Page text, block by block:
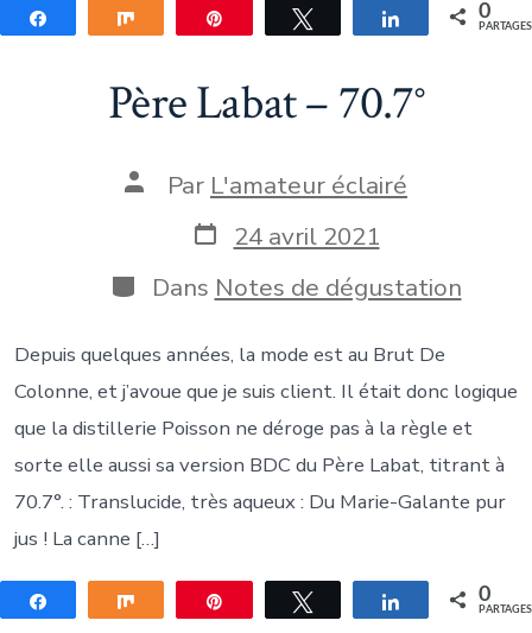
Partagez Partagez Tweetez Partagez 0
PARTAGES
Père Labat – 70.7°
Auteur
publication
Par L'amateur éclairé
Date
de
publication
24 avril 2021
Catégories
Dans Notes de dégustation
Depuis quelques années, la mode est au Brut De
Colonne, et j’avoue que je suis client. Il était donc logique
que la distillerie Poisson ne déroge pas à la règle et
sorte elle aussi sa version BDC du Père Labat, titrant à
70.7°. : Translucide, très aqueux : Du Marie-Galante pur
jus ! La canne […]
Partagez Partagez Tweetez Partagez 0
PARTAGES